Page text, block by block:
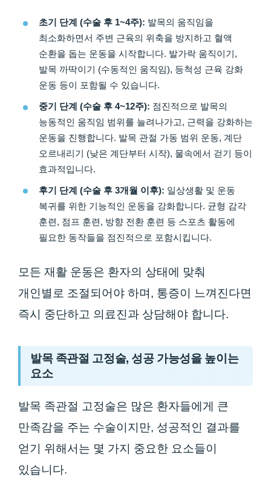
초기 단계 (수술 후 1~4주): 발목의 움직임을
최소화하면서 주변 근육의 위축을 방지하고 혈액
순환을 돕는 운동을 시작합니다. 발가락 움직이기,
발목 까딱이기 (수동적인 움직임), 등척성 근육 강화
운동 등이 포함될 수 있습니다.
중기 단계 (수술 후 4~12주): 점진적으로 발목의
능동적인 움직임 범위를 늘려나가고, 근력을 강화하는
운동을 진행합니다. 발목 관절 가동 범위 운동, 계단
오르내리기 (낮은 계단부터 시작), 물속에서 걷기 등이
효과적입니다.
후기 단계 (수술 후 3개월 이후): 일상생활 및 운동
복귀를 위한 기능적인 운동을 강화합니다. 균형 감각
훈련, 점프 훈련, 방향 전환 훈련 등 스포츠 활동에
필요한 동작들을 점진적으로 포함시킵니다.
모든 재활 운동은 환자의 상태에 맞춰
개인별로 조절되어야 하며, 통증이 느껴진다면
즉시 중단하고 의료진과 상담해야 합니다.
발목 족관절 고정술, 성공 가능성을 높이는
요소
발목 족관절 고정술은 많은 환자들에게 큰
만족감을 주는 수술이지만, 성공적인 결과를
얻기 위해서는 몇 가지 중요한 요소들이
있습니다.